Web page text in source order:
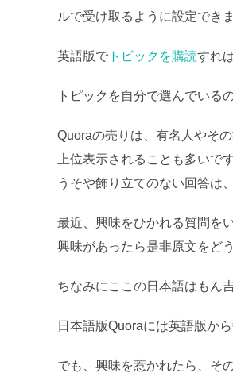
ルで受け取るように設定できま
英語版で トピックを購読すれ
トピックを自分で選んでいる
Quoraの売りは、有名人やそ
上位表示されることも多いです
うそや飾り立てのない回答は
最近、興味をひかれる質問を
興味があったら是非原文をどう
ちなみにここの日本語はもん
日本語版Quoraには英語版か
でも、興味を惹かれたら、そ